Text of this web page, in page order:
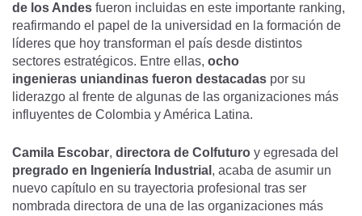
de los Andes fueron incluidas en este importante ranking,
reafirmando el papel de la universidad en la formación de
líderes que hoy transforman el país desde distintos
sectores estratégicos. Entre ellas, ocho
ingenieras uniandinas fueron destacadas por su
liderazgo al frente de algunas de las organizaciones más
influyentes de Colombia y América Latina.
Camila Escobar, directora de Colfuturo y egresada del
pregrado en Ingeniería Industrial , acaba de asumir un
nuevo capítulo en su trayectoria profesional tras ser
nombrada directora de una de las organizaciones más